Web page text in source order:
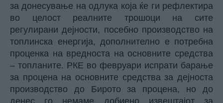
за донесување на одлука која ќе ги рефлектира
во целост реалните трошоци на сите
регулирани дејности, посебно производство на
топлинска енергија, дополнително е потребна
проценка на вредноста на основните средства
– топланите. РКЕ во февруари испрати барање
за процена на основните средства за дејноста
производство до Бирото за процена, но до
денес го немаме добиено извештајот за